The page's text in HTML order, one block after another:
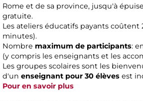
Rome et de sa province, jusqu'à
gratuite.
Les ateliers éducatifs payants coûtent
minutes).
Nombre maximum de participants:
(y compris les enseignants et les
Les groupes scolaires sont les
d'un enseignant pour 30 élèves est
Pour en savoir plus